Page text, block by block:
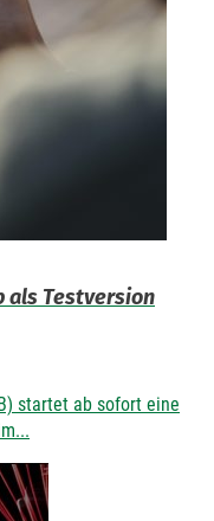
als Testversion
startet ab sofort eine